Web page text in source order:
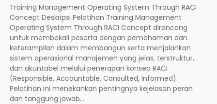
Training Management Operating System Through RACI
Concept Deskripsi Pelatihan Training Management
Operating System Through RACI Concept dirancang
untuk membekali peserta dengan pemahaman dan
keterampilan dalam membangun serta menjalankan
sistem operasional manajemen yang jelas, terstruktur,
dan akuntabel melalui penerapan konsep RACI
(Responsible, Accountable, Consulted, Informed).
Pelatihan ini menekankan pentingnya kejelasan peran
dan tanggung jawab...